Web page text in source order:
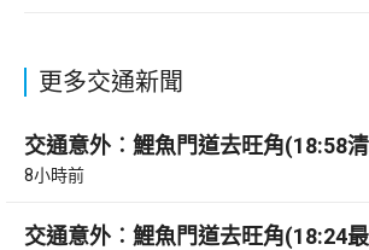
更多交通新聞
交通意外︰鯉魚門道去旺角(18:58
8小時前
交通意外︰鯉魚門道去旺角(18:24